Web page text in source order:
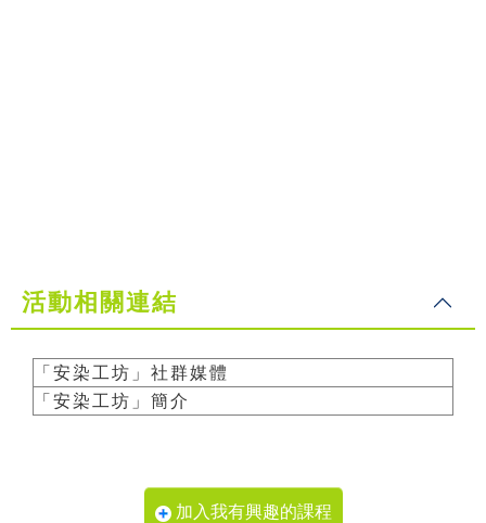
活動相關連結
「安染工坊」社群媒體
「安染工坊」簡介
加入我有興趣的課程